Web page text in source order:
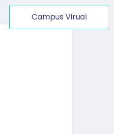
Campus Virual